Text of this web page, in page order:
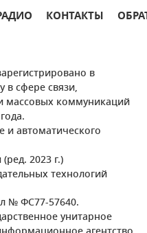
КОНТАКТЫ
в
в сфере связи,
массовых коммуникаций
и автоматического
2023 г.)
технологий
№ ФС77-57640.
унитарное